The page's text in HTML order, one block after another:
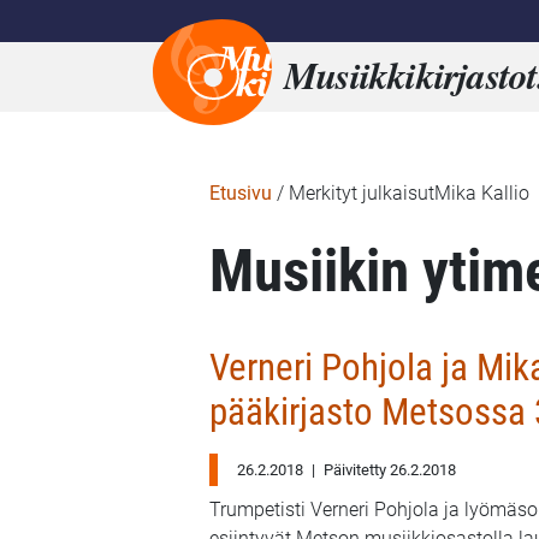
Etusivu / Merkityt julkaisutMika Kallio
Musiikin
Verneri Pohjola ja
pääkirjasto Metsossa
26.2.2018 | Päivitetty 26.2.2018
Trumpetisti Verneri Pohjola ja